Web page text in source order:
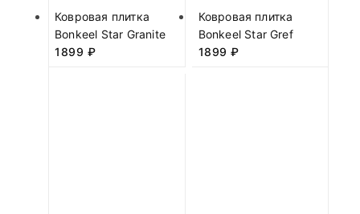
Ковровая плитка
Bonkeel Star Granite
1899 ₽
Ковровая плитка
Bonkeel Star Gref
1899 ₽